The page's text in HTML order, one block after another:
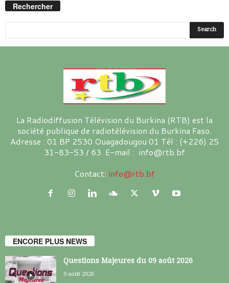
Rechercher
La Radiodiffusion Télévision du Burkina (RTB) est la
société publique de radiotélévision du Burkina Faso.
Adresse : 01 BP 2530 Ouagadougou 01 Tél : (+226) 25
31-83-53 / 63 E-mail : info@rtb.bf
Contact: info@rtb.bf
ENCORE PLUS NEWS
Questions Majeures du 09 août 2026
9 août 2026